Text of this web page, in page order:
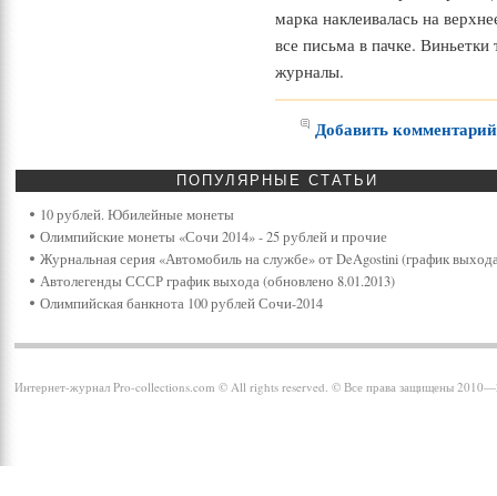
марка наклеивалась на
все письма в пачке.
журналы.
Добавить комментарий
ПОПУЛЯРНЫЕ СТАТЬИ
10 рублей. Юбилейные монеты
Олимпийские монеты «Сочи 2014» - 25 рублей и прочие
Журнальная серия «Автомобиль на службе» от DeAgostini (график
Автолегенды СССР график выхода (обновлено 8.01.2013)
Олимпийская банкнота 100 рублей Сочи-2014
Интернет-журнал Pro-collections.com © All rights reserved. © Все права защищены